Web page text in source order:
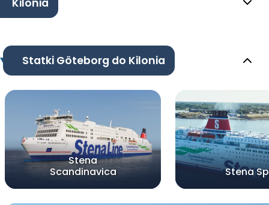
Statki Göteborg do Kilonia
Stena
Scandinavica
Stena